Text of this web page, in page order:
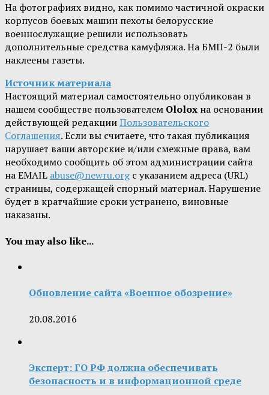
На фотографиях видно, как помимо частичной окраски
корпусов боевых машин пехоты белорусские
военнослужащие решили использовать
дополнительные средства камуфляжа. На БМП-2 были
наклеены газеты.
Источник материала
Настоящий материал самостоятельно опубликован в
нашем сообществе пользователем Ololox на основании
действующей редакцииПользовательского
Соглашения. Если вы считаете, что такая публикация
нарушает ваши авторские и/или смежные права, вам
необходимо сообщить об этом администрации сайта
на EMAIL abuse@newru.orgс указанием адреса (URL)
страницы, содержащей спорный материал. Нарушение
будет в кратчайшие сроки устранено, виновные
наказаны.
You may also like...
Обновление сайта «Военное обозрение»
20.08.2016
Эксперт: ГО РФ должна обеспечивать
безопасность и в информационной среде